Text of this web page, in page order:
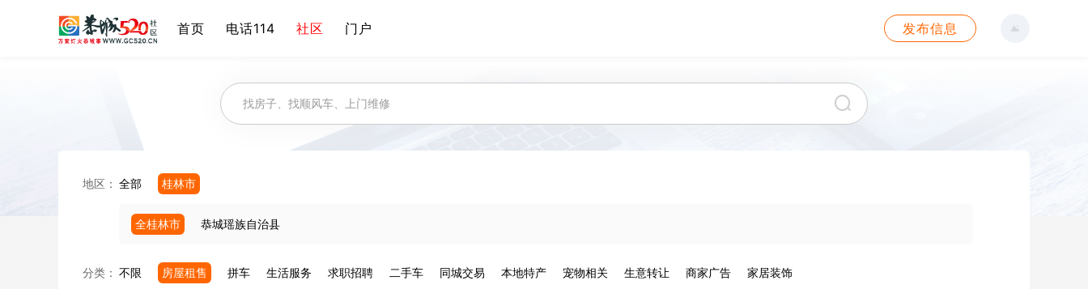
首页 电话114 社区 门户 发布信息
地区： 全部 桂林市
全桂林市 恭城瑶族自治县
分类： 不限 房屋租售 拼车 生活服务 求职招聘 二手车 同城交易 本地特产 宠物相关 生意转让 商家广告 家居装饰